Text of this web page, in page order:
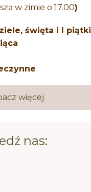
w zimie o 17.00)
święta i I piątki
więcej
nas: